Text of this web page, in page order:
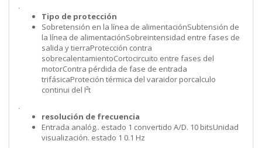
.
Tipo de protección
Sobretensión en la línea de alimentaciónSubtensión de
la línea de alimentaciónSobreintensidad entre fases de
salida y tierraProtección contra
sobrecalentamientoCortocircuito entre fases del
motorContra pérdida de fase de entrada
trifásicaProteción térmica del varaidor porcalculo
continui del I²t
.
resolución de frecuencia
Entrada analóg.. estado 1 convertido A/D. 10 bitsUnidad
visualización. estado 1 0.1 Hz